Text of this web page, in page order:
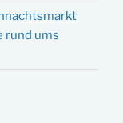
rund ums